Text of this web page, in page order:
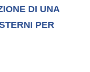
DI UNA
PER